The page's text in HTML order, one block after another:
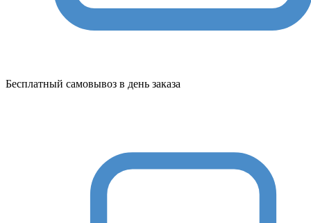
Бесплатный самовывоз в день заказа